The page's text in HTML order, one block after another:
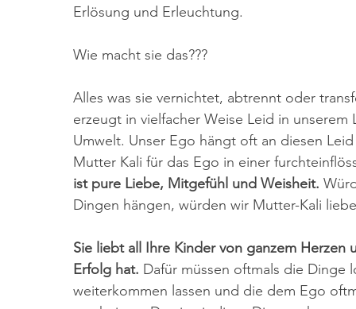
Erlösung und Erleuchtung.
Wie macht sie das???
Alles was sie vernichtet, abtrennt oder
erzeugt in vielfacher Weise Leid in
Umwelt. Unser Ego hängt oft an diesen
Mutter Kali für das Ego in einer
ist pure Liebe, Mitgefühl und Weisheit.
Dingen hängen, würden wir Mutter-Kali
Sie liebt all Ihre Kinder von ganzem
Erfolg hat. Dafür müssen oftmals die Dinge
weiterkommen lassen und die dem Ego